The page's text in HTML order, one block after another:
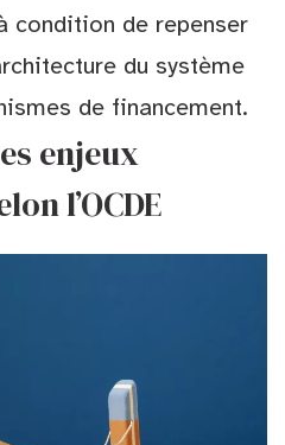
condition de repenser
du système
de financement.
enjeux
l’OCDE